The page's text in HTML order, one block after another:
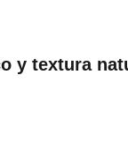
y textura